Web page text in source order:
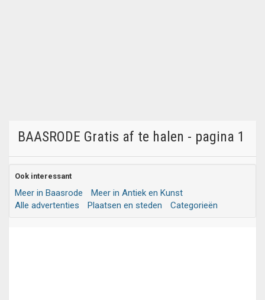
BAASRODE Gratis af te halen - pagina 1
Ook interessant
Meer in Baasrode
Meer in Antiek en Kunst
Alle advertenties
Plaatsen en steden Categorieën